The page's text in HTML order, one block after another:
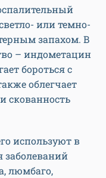
или темно-
запахом. В
– индометацин
бороться с
облегчает
скованность
используют в
заболеваний
люмбаго,